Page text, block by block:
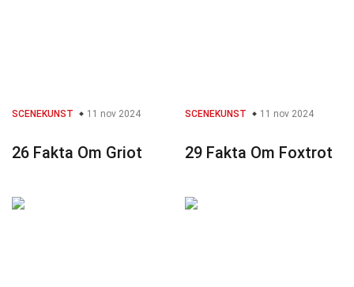
SCENEKUNST 11 nov 2024
26 Fakta Om Griot
SCENEKUNST 11 nov 2024
29 Fakta Om Foxtrot